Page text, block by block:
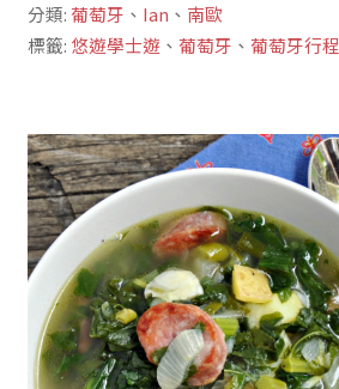
分類:葡萄牙 、 Ian 、 南歐
標籤: 悠遊學士遊 、葡萄牙 、葡萄牙行程